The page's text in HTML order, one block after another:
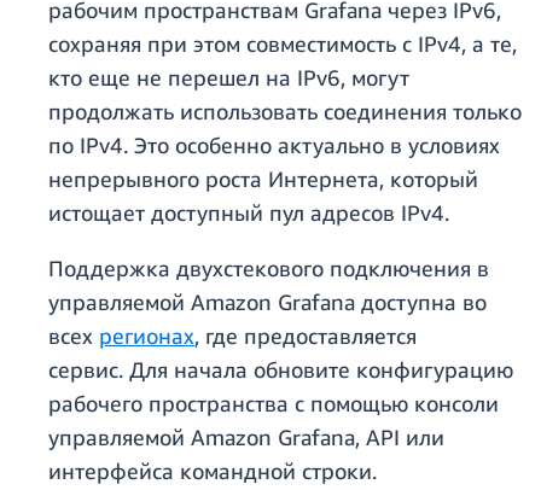
рабочим пространствам Grafana через IPv6,
сохраняя при этом совместимость с IPv4, а те,
кто еще не перешел на IPv6, могут
продолжать использовать соединения только
по IPv4. Это особенно актуально в условиях
непрерывного роста Интернета, который
истощает доступный пул адресов IPv4.
Поддержка двухстекового подключения в
управляемой Amazon Grafana доступна во
всех регионах, где предоставляется
сервис. Для начала обновите конфигурацию
рабочего пространства с помощью консоли
управляемой Amazon Grafana, API или
интерфейса командной строки.